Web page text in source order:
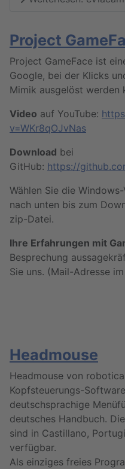
Project
Project GameFace ist
Google, bei der Klicks
Mimik ausgelöst werden
Video auf YouTube:
v=WKr8qOJvNas
Download bei
GitHub: https://
Wählen Sie die
nach unten bis zum
zip-Datei.
Ihre Erfahrungen mit
Besprechung
Sie uns. (Mail-Adresse im
Headmouse
Headmouse von
Kopfsteuerungs-
deutschsprachige
deutsches Handbuch.
sind in Castillano,
verfügbar.
Als einziges freies